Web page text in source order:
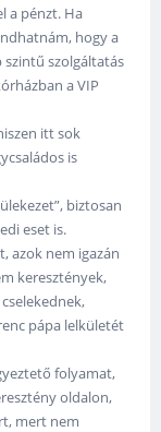
a pénzt. Ha
hogy a
szolgáltatás
a VIP
itt sok
is
biztosan
eset is.
azok nem igazán
keresztények,
pápa lelkületét
folyamat,
oldalon,
mert nem